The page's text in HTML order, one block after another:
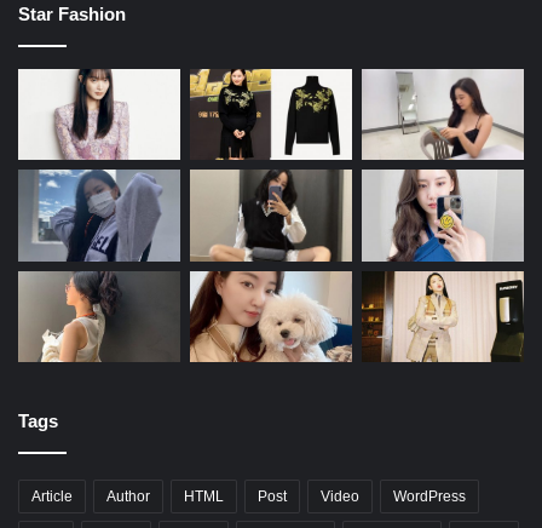
Star Fashion
Tags
Article Author HTML Post Video WordPress